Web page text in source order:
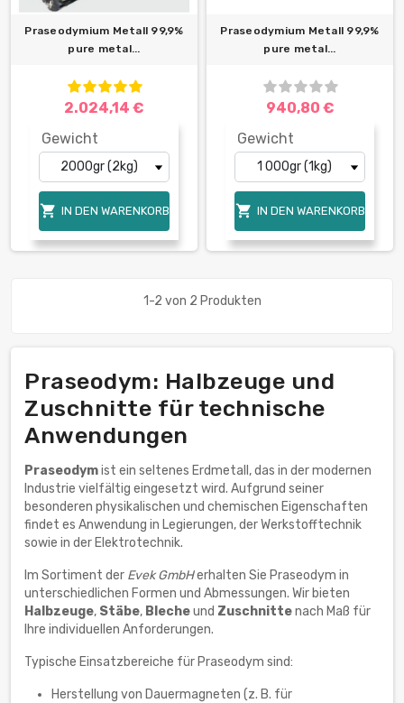
Praseodymium Metall 99,9%
pure metal...
2.024,14 €
Gewicht
 IN DEN WARENKORB
Praseodymium Metall 99,9%
pure metal...
940,80 €
Gewicht
 IN DEN WARENKORB
1-2 von 2 Produkten
Praseodym: Halbzeuge und
Zuschnitte für technische
Anwendungen
Praseodymist ein seltenes Erdmetall, das in der modernen
Industrie vielfältig eingesetzt wird. Aufgrund seiner
besonderen physikalischen und chemischen Eigenschaften
findet es Anwendung in Legierungen, der Werkstofftechnik
sowie in der Elektrotechnik.
Im Sortiment der Evek GmbHerhalten Sie Praseodym in
unterschiedlichen Formen und Abmessungen. Wir bieten
Halbzeuge, Stäbe, Blecheund Zuschnittenach Maß für
Ihre individuellen Anforderungen.
Typische Einsatzbereiche für Praseodym sind:
Herstellung von Dauermagneten (z. B. für